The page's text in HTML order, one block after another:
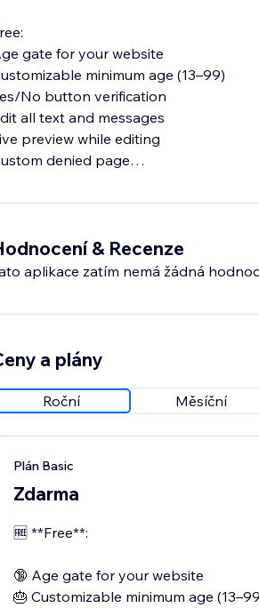
gate for your website
minimum age (13–99)
No button verification
all text and messages
preview while editing
denied page
upload
icons
styling (radius, borders,
& Recenze
aplikace zatím nemá žádná
a plány
Roční Měsíční
Plán Basic
Zdarma
🆓 **Free**:
🔞 Age gate for your website
🎂 Customizable minimum age